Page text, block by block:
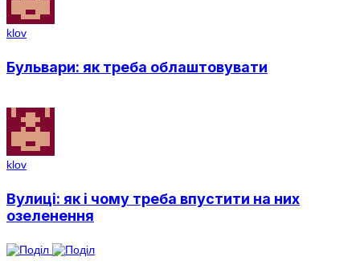
klov
Бульвари: як треба облаштовувати
klov
Вулиці: як і чому треба впустити на них
озеленення